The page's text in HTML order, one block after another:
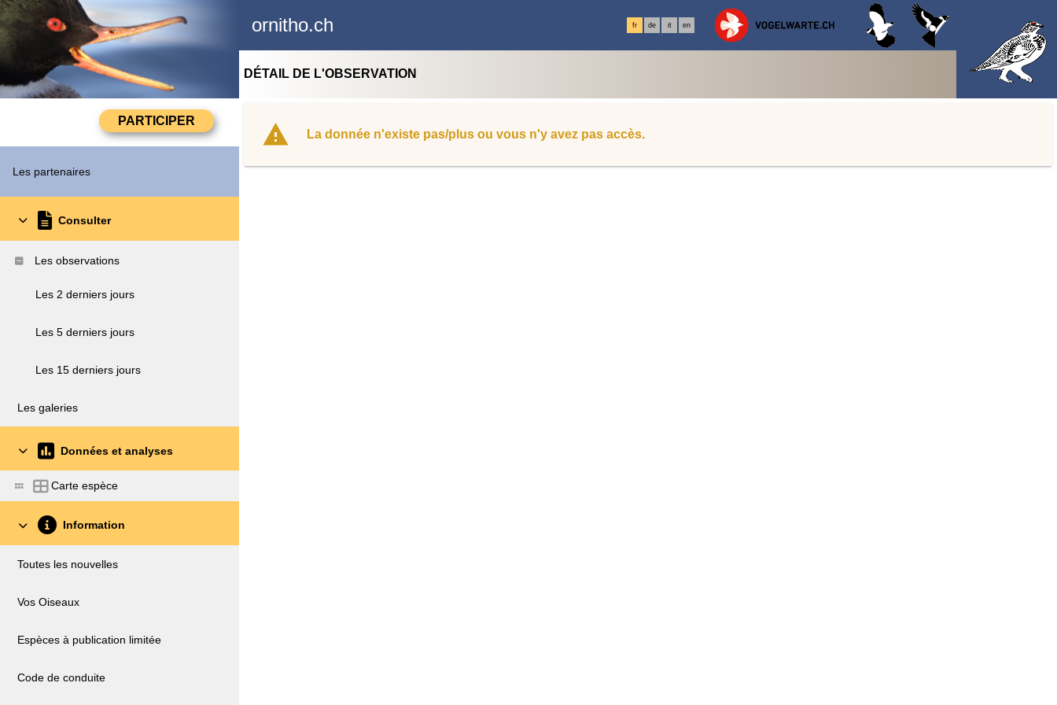
ornitho.ch fr de it en
Les partenaires
Consulter
Les observations
Les 2 derniers jours
Les 5 derniers jours
Les 15 derniers jours
Les galeries
Données et analyses
Carte espèce
Information
Toutes les nouvelles
Vos Oiseaux
Espèces à publication limitée
Code de conduite
DÉTAIL DE L'OBSERVATION
La donnée n'existe pas/plus ou vous n'y avez pas accès.